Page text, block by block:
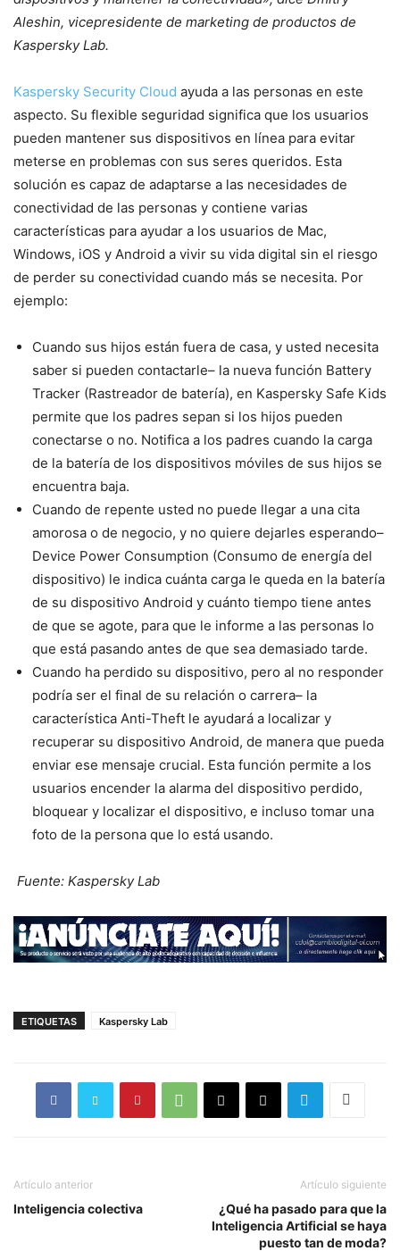
Aleshin, vicepresidente de marketing de productos de
Kaspersky Lab.
Kaspersky Security Cloud ayuda a las personas en este
aspecto. Su flexible seguridad significa que los usuarios
pueden mantener sus dispositivos en línea para evitar
meterse en problemas con sus seres queridos. Esta
solución es capaz de adaptarse a las necesidades de
conectividad de las personas y contiene varias
características para ayudar a los usuarios de Mac,
Windows, iOS y Android a vivir su vida digital sin el riesgo
de perder su conectividad cuando más se necesita. Por
ejemplo:
Cuando sus hijos están fuera de casa, y usted necesita
saber si pueden contactarle– la nueva función Battery
Tracker (Rastreador de batería), en Kaspersky Safe Kids
permite que los padres sepan si los hijos pueden
conectarse o no. Notifica a los padres cuando la carga
de la batería de los dispositivos móviles de sus hijos se
encuentra baja.
Cuando de repente usted no puede llegar a una cita
amorosa o de negocio, y no quiere dejarles esperando–
Device Power Consumption (Consumo de energía del
dispositivo) le indica cuánta carga le queda en la batería
de su dispositivo Android y cuánto tiempo tiene antes
de que se agote, para que le informe a las personas lo
que está pasando antes de que sea demasiado tarde.
Cuando ha perdido su dispositivo, pero al no responder
podría ser el final de su relación o carrera– la
característica Anti-Theft le ayudará a localizar y
recuperar su dispositivo Android, de manera que pueda
enviar ese mensaje crucial. Esta función permite a los
usuarios encender la alarma del dispositivo perdido,
bloquear y localizar el dispositivo, e incluso tomar una
foto de la persona que lo está usando.
Fuente: Kaspersky Lab
ETIQUETAS Kaspersky Lab
Artículo anterior
Inteligencia colectiva
Artículo siguiente
¿Qué ha pasado para que la
Inteligencia Artificial se haya
puesto tan de moda?